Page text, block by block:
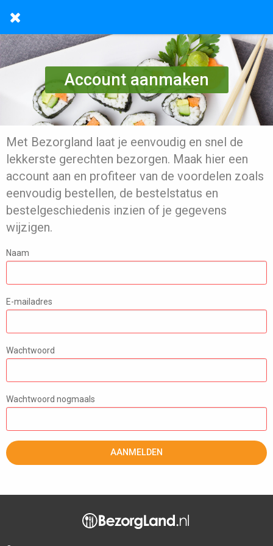
Account aanmaken
Met Bezorgland laat je eenvoudig en snel de
lekkerste gerechten bezorgen. Maak hier een
account aan en profiteer van de voordelen zoals
eenvoudig bestellen, de bestelstatus en
bestelgeschiedenis inzien of je gegevens
wijzigen.
Naam
E-mailadres
Wachtwoord
Wachtwoord nogmaals
AANMELDEN